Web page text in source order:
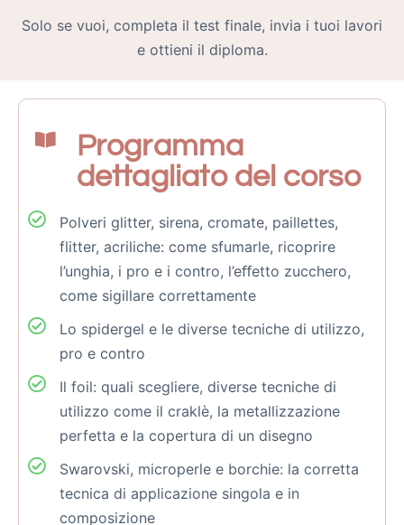
Solo se vuoi, completa il test finale, invia i tuoi lavori
e ottieni il diploma.
Programma
dettagliato del corso
Polveri glitter, sirena, cromate, paillettes,
flitter, acriliche: come sfumarle, ricoprire
l’unghia, i pro e i contro, l’eﬀetto zucchero,
come sigillare correttamente
Lo spidergel e le diverse tecniche di utilizzo,
pro e contro
Il foil: quali scegliere, diverse tecniche di
utilizzo come il craklè, la metallizzazione
perfetta e la copertura di un disegno
Swarovski, microperle e borchie: la corretta
tecnica di applicazione singola e in
composizione